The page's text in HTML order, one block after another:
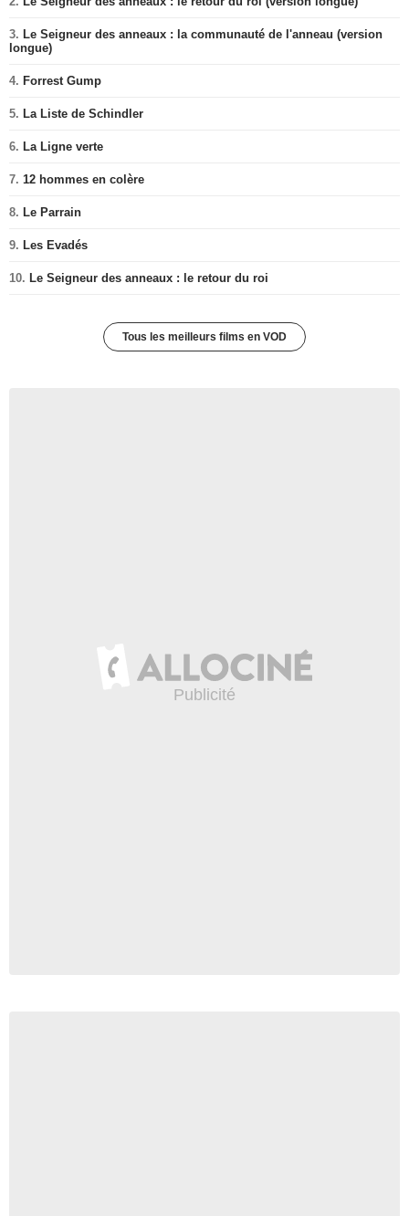
3. Le Seigneur des anneaux : la communauté de l'anneau (version
longue)
4. Forrest Gump
5. La Liste de Schindler
6. La Ligne verte
7. 12 hommes en colère
8. Le Parrain
9. Les Evadés
10. Le Seigneur des anneaux : le retour du roi
Tous les meilleurs films en VOD